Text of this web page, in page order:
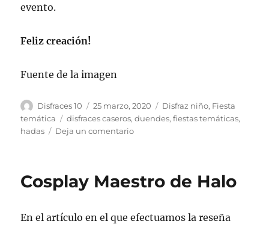
evento.
Feliz creación!
Fuente de la imagen
Autor
Disfraces 10
Publicado
el
25 marzo, 2020 Categorías
Disfraz niño, Fiesta
temática
Etiquetas
disfraces caseros,duendes,fiestas temáticas,
hadas
Deja un comentarioen
duendes
Cosplay Maestro de Halo
En el artículo en el que efectuamos la reseña